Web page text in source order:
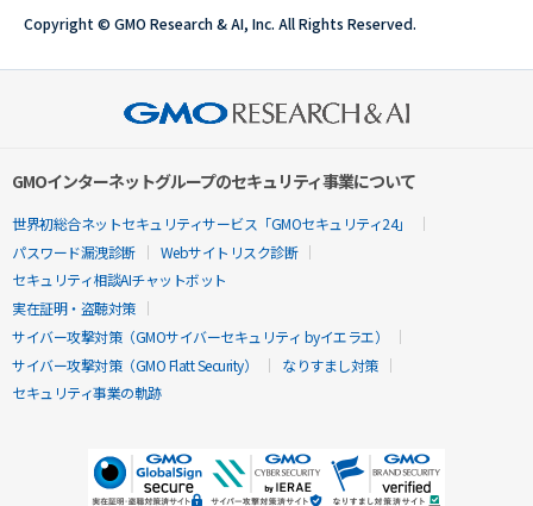
Copyright © GMO Research & AI, Inc. All Rights Reserved.
GMOインターネットグループのセキュリティ事業について
世界初総合ネットセキュリティサービス「GMOセキュリティ24」
パスワード漏洩診断
Webサイトリスク診断
セキュリティ相談AIチャットボット
実在証明・盗聴対策
サイバー攻撃対策（GMOサイバーセキュリティ byイエラエ）
サイバー攻撃対策（GMO Flatt Security）
なりすまし対策
セキュリティ事業の軌跡